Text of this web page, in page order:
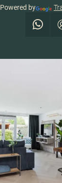
Powered by